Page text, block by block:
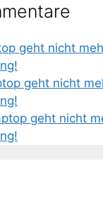
geht nicht
geht nicht
geht nicht